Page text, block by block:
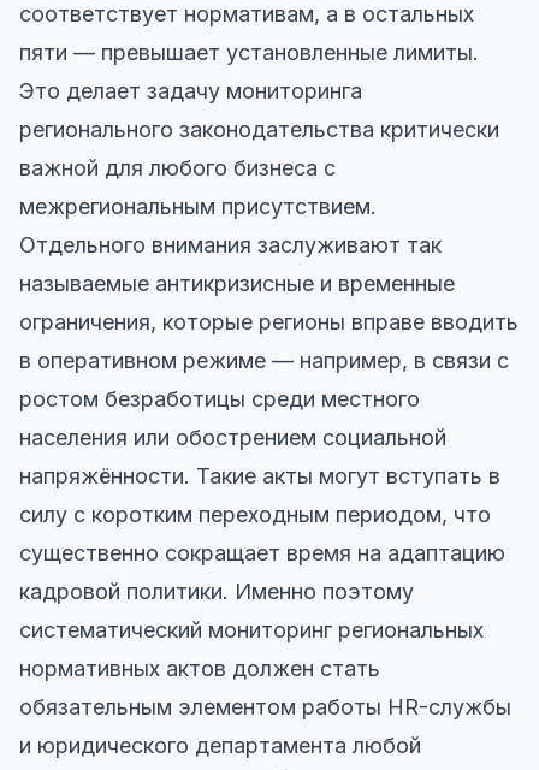
соответствует нормативам, а в остальных
пяти — превышает установленные лимиты.
Это делает задачу мониторинга
регионального законодательства критически
важной для любого бизнеса с
межрегиональным присутствием.
Отдельного внимания заслуживают так
называемые антикризисные и временные
ограничения, которые регионы вправе вводить
в оперативном режиме — например, в связи с
ростом безработицы среди местного
населения или обострением социальной
напряжённости. Такие акты могут вступать в
силу с коротким переходным периодом, что
существенно сокращает время на адаптацию
кадровой политики. Именно поэтому
систематический мониторинг региональных
нормативных актов должен стать
обязательным элементом работы HR-службы
и юридического департамента любой